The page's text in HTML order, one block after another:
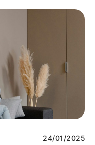
24/01/2025